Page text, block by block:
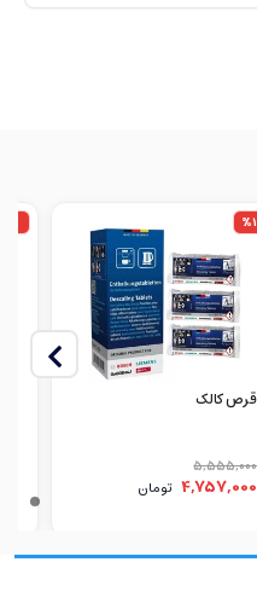
قرص کالک
5,555,000
4,757,000 تومان